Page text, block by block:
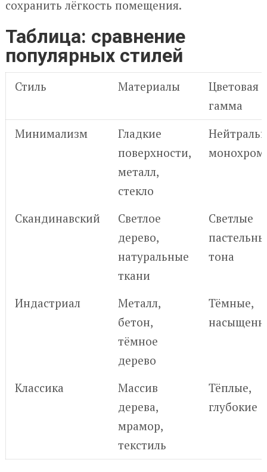
сохранить лёгкость помещения.
Таблица: сравнение
популярных стилей
Стиль Материалы
Цветовая
гамма
Минимализм
Гладкие
поверхности,
металл,
стекло
монохром
Скандинавский
Светлое
дерево,
натуральные
ткани
Светлые
тона
Индастриал
Металл,
бетон,
тёмное
дерево
Тёмные,
Классика
Массив
дерева,
мрамор,
текстиль
Тёплые,
глубокие